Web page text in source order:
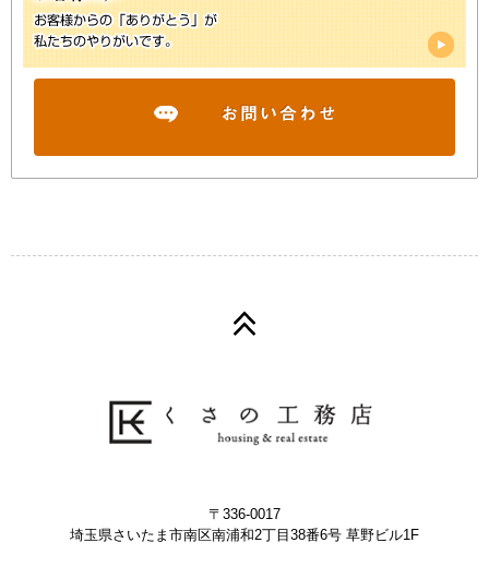
〒336-0017
埼玉県さいたま市南区南浦和2丁目38番6号 草野ビル1F